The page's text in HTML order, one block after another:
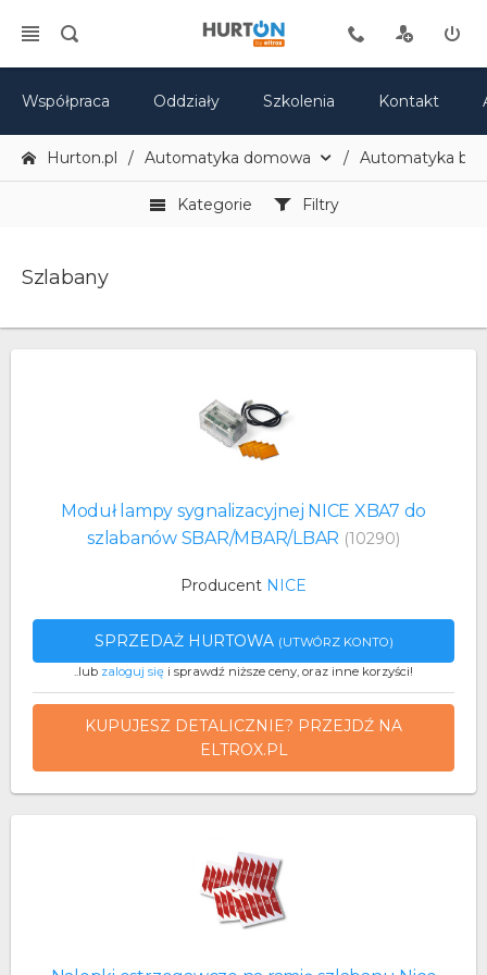
Współpraca Oddziały Szkolenia Kontakt
Hurton.pl Automatyka domowa Automatyka
Kategorie Filtry
Szlabany
Moduł lampy sygnalizacyjnej NICE XBA7 do
szlabanów SBAR/MBAR/LBAR (10290)
Producent NICE
SPRZEDAŻ HURTOWA (UTWÓRZ KONTO)
..lub zaloguj się i sprawdź niższe ceny, oraz inne korzyści!
KUPUJESZ DETALICZNIE? PRZEJDŹ NA
ELTROX.PL